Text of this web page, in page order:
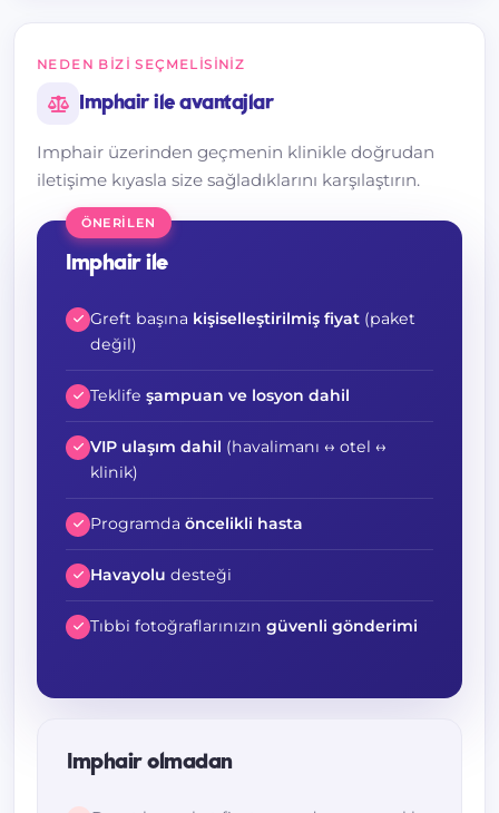
NEDEN BIZI SEÇMELISINIZ
Imphair ile avantajlar
Imphair üzerinden geçmenin klinikle doğrudan
iletişime kıyasla size sağladıklarını karşılaştırın.
ÖNERILEN
Imphair ile
Greft başına kişiselleştirilmiş fiyat (paket
değil)
Teklife şampuan ve losyon dahil
VIP ulaşım dahil (havalimanı ↔ otel ↔
klinik)
Programda öncelikli hasta
Havayolu desteği
Tıbbi fotoğraflarınızın güvenli gönderimi
Imphair olmadan